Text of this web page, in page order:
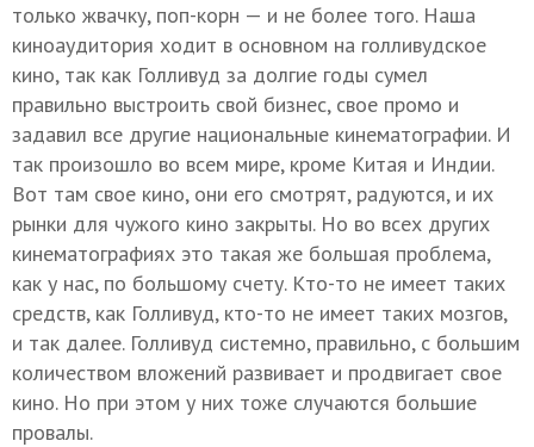
только жвачку, поп-корн — и не более того. Наша
киноаудитория ходит в основном на голливудское
кино, так как Голливуд за долгие годы сумел
правильно выстроить свой бизнес, свое промо и
задавил все другие национальные кинематографии. И
так произошло во всем мире, кроме Китая и Индии.
Вот там свое кино, они его смотрят, радуются, и их
рынки для чужого кино закрыты. Но во всех других
кинематографиях это такая же большая проблема,
как у нас, по большому счету. Кто-то не имеет таких
средств, как Голливуд, кто-то не имеет таких мозгов,
и так далее. Голливуд системно, правильно, с большим
количеством вложений развивает и продвигает свое
кино. Но при этом у них тоже случаются большие
провалы.